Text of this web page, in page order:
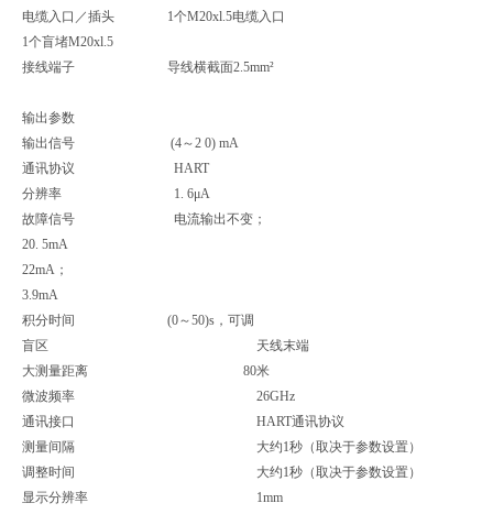
电缆入口／插头 1个M20xl.5电缆入口
1个盲堵M20xl.5
接线端子 导线横截面2.5mm²
输出参数
输出信号 (4～2 0) mA
通讯协议 HART
分辨率 1. 6μA
故障信号 电流输出不变；
20. 5mA
22mA；
3.9mA
积分时间 (0～50)s，可调
盲区 天线末端
大测量距离 80米
微波频率 26GHz
通讯接口 HART通讯协议
测量间隔 大约1秒（取决于参数设置）
调整时间 大约1秒（取决于参数设置）
显示分辨率 1mm